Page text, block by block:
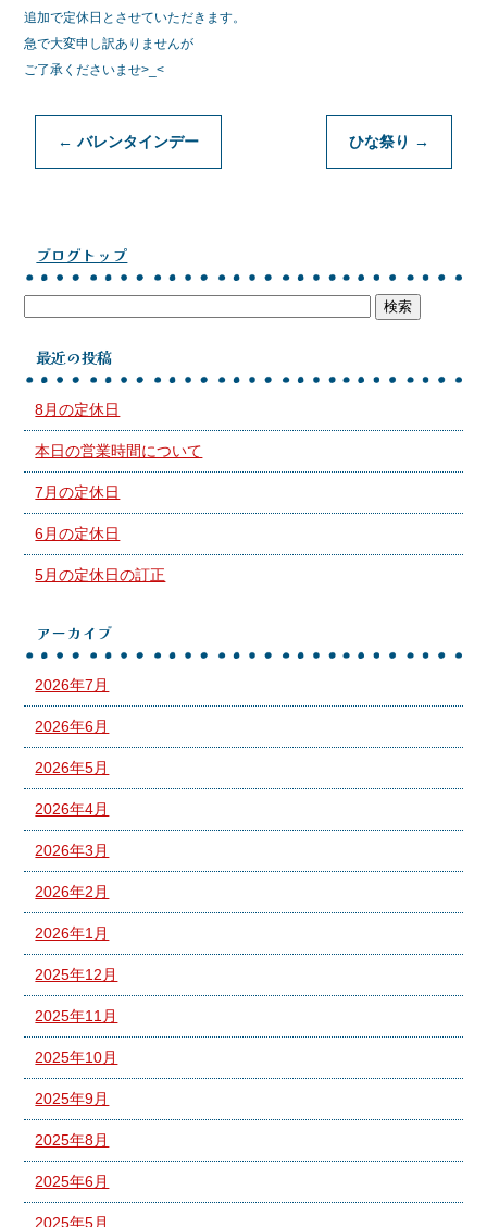
追加で定休日とさせていただきます。
急で大変申し訳ありませんが
ご了承くださいませ>_<
← バレンタインデー ひな祭り →
ブログトップ
最近の投稿
8月の定休日
本日の営業時間について
7月の定休日
6月の定休日
5月の定休日の訂正
アーカイブ
2026年7月
2026年6月
2026年5月
2026年4月
2026年3月
2026年2月
2026年1月
2025年12月
2025年11月
2025年10月
2025年9月
2025年8月
2025年6月
2025年5月